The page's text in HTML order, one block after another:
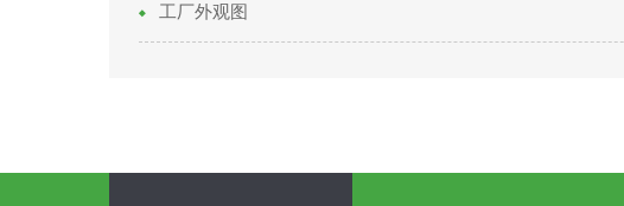
工厂外观图